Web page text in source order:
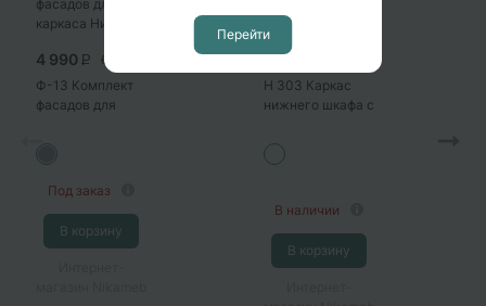
4 990 P 6 058
Ф-13 Комплект
фасадов для
Royal Н303
(MAGNUM)
Под заказ
В корзину
5 990
Н 303 Каркас
нижнего шкафа с
(ДУБ КАЛЬЯРИ)
В наличии
В корзину
Перейти